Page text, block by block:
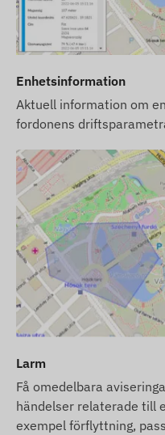
Enhetsinformation
Aktuell information om
fordonens
Larm
Få omedelbara
händelser relaterade till
exempel förflyttning,